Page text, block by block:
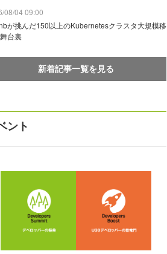
08/04 09:00
が挑んだ150以上のKubernetesクラスタ大規模移
台裏
新着記事一覧を見る
ント